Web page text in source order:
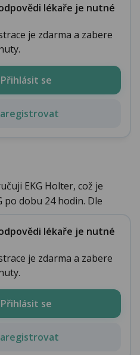
lékaře je nutné
je zdarma a zabere
Přihlásit se
EKG Holter, což je
po dobu 24 hodin. Dle
lékaře je nutné
je zdarma a zabere
Přihlásit se